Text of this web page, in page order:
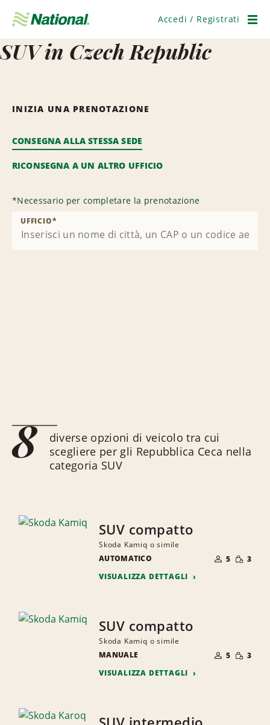
navigazione
Accedi / Registrati
SUV in Czech Republic
INIZIA UNA PRENOTAZIONE
CONSEGNA ALLA STESSA SEDE
RICONSEGNA A UN ALTRO UFFICIO
*Necessario per completare la prenotazione
UFFICIO*
8
diverse opzioni di veicolo tra cui
scegliere per gli Repubblica Ceca nella
categoria SUV
SUV compatto
Skoda Kamiq o simile
AUTOMATICO
DI
PERSONE
5 RIDOTTA
3
VISUALIZZA DETTAGLI
SUV compatto
Skoda Kamiq o simile
MANUALE
DI
PERSONE
5 RIDOTTA
3
VISUALIZZA DETTAGLI